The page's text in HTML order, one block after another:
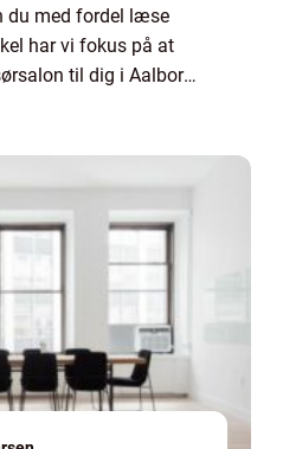
du med fordel læse
har vi fokus på at
til dig i Aalborg.